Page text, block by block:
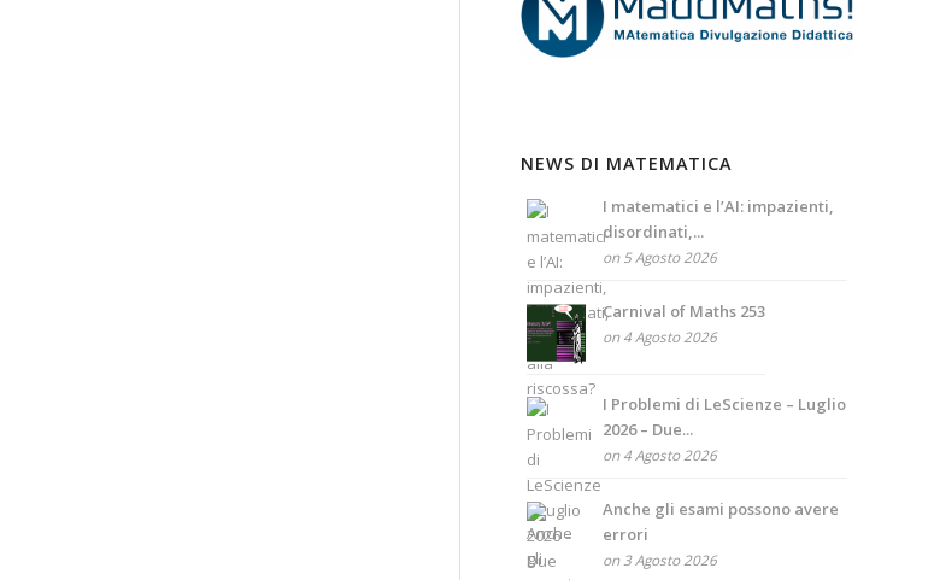
NEWS DI MATEMATICA
I matematici e l’AI: impazienti,
disordinati,...
on 5 Agosto 2026
Carnival of Maths 253
on 4 Agosto 2026
I Problemi di LeScienze – Luglio
2026 – Due...
on 4 Agosto 2026
Anche gli esami possono avere
errori
on 3 Agosto 2026